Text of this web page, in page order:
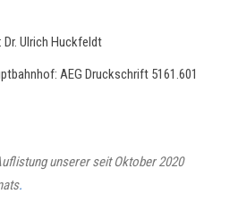
Dr. Ulrich Huckfeldt
AEG Druckschrift 5161.601
unserer seit Oktober 2020
.